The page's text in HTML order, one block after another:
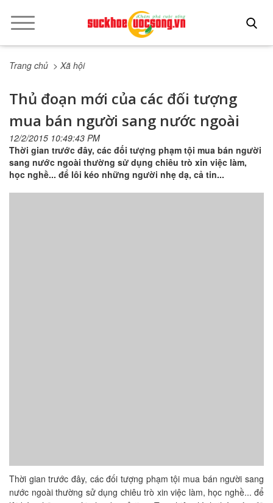
Trang chủ > Xã hội
Thủ đoạn mới của các đối tượng
mua bán người sang nước ngoài
12/2/2015 10:49:43 PM
Thời gian trước đây, các đối tượng phạm tội mua bán người
sang nước ngoài thường sử dụng chiêu trò xin việc làm,
học nghề... để lôi kéo những người nhẹ dạ, cả tin...
Thời gian trước đây, các đối tượng phạm tội mua bán người sang
nước ngoài thường sử dụng chiêu trò xin việc làm, học nghề... để